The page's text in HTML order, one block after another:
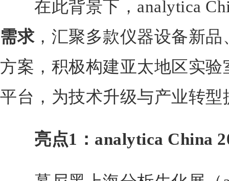
在此背景下，analytica
需求，汇聚多款仪器设备新
方案，积极构建亚太地区实
平台，为技术升级与产业转型
亮点1：analytica China